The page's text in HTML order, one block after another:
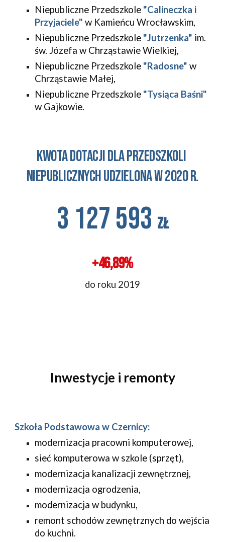
Niepubliczne Przedszkole "Calineczka i
Przyjaciele" w Kamieńcu Wrocławskim,
Niepubliczne Przedszkole "Jutrzenka" im.
św. Józefa w Chrząstawie Wielkiej,
Niepubliczne Przedszkole "Radosne" w
Chrząstawie Małej,
Niepubliczne Przedszkole "Tysiąca Baśni"
w Gajkowie.
KWOTA DOTACJI DLA PRZEDSZKOLI
NIEPUBLICZNYCH UDZIELONA W 2020 R.
3 127 593 zł
+46,89%
do roku 2019
Inwestycje i remonty
Szkoła Podstawowa w Czernicy:
modernizacja pracowni komputerowej,
sieć komputerowa w szkole (sprzęt),
modernizacja kanalizacji zewnętrznej,
modernizacja ogrodzenia,
modernizacja w budynku,
remont schodów zewnętrznych do wejścia
do kuchni.